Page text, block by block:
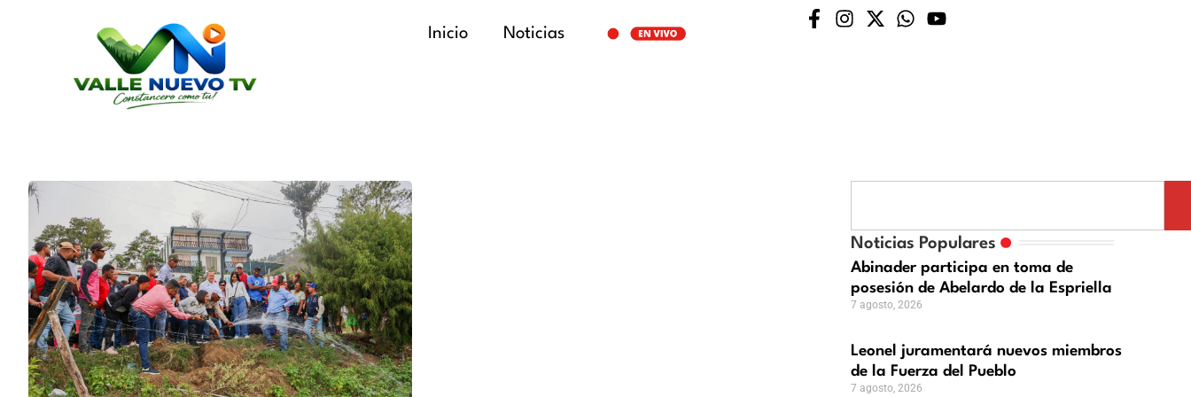
Inicio Noticias
Noticias Populares
Abinader participa en toma de
posesión de Abelardo de la Espriella
7 agosto, 2026
Leonel juramentará nuevos miembros
de la Fuerza del Pueblo
7 agosto, 2026